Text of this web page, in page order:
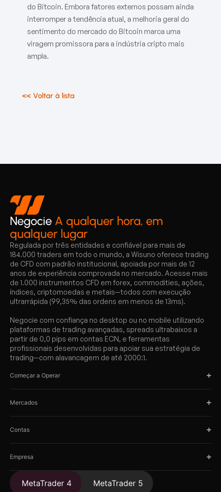
do Bitcoin. Embora fatores externos possam ainda
interromper a tendência atual, a melhoria geral do
sentimento do mercado do Bitcoin marca uma
viragem promissora para a indústria cripto mais
ampla.
<< Voltar à lista
Negocie A qualquer hora, em
qualquer lugar
Regulada por três entidades e confiável para mais de
184.000 traders em todo o mundo, a Wisuno oferece trading
de CFD com padrão institucional, apoiada por mais de 12
anos de experiência comprovada no mercado. Acesse mais
de 1.000 instrumentos CFD em forex, commodities, ações,
índices, criptomoedas e metais—todos com execução
ultrarrápida (99,35% das ordens em menos de 13ms).
Negocie com confiança no desktop ou no mobile utilizando
plataformas de trading avançadas, spreads ultrabaixos a
partir de 0,0 pips em contas ECN, e ferramentas
profissionais desenvolvidas para apoiar sua estratégia de
trading—com alavancagem de até 2000:1.
Começar a Operar
Mercados
Contas
Empresa
MetaTrader 4 MetaTrader 5